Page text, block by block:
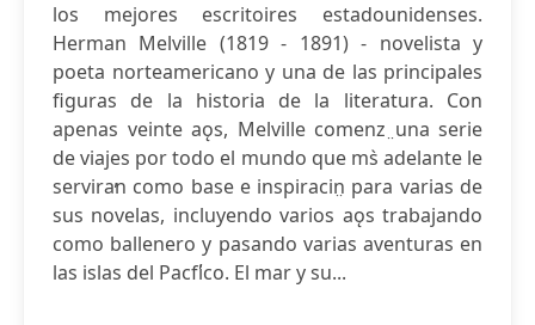
los mejores escritoires estadounidenses.
Herman Melville (1819 - 1891) - novelista y
poeta norteamericano y una de las principales
figuras de la historia de la literatura. Con
apenas veinte aǫs, Melville comenz ̤una serie
de viajes por todo el mundo que ms̀ adelante le
servira̕n como base e inspiracin̤ para varias de
sus novelas, incluyendo varios aǫs trabajando
como ballenero y pasando varias aventuras en
las islas del Pacf̕ico. El mar y su...